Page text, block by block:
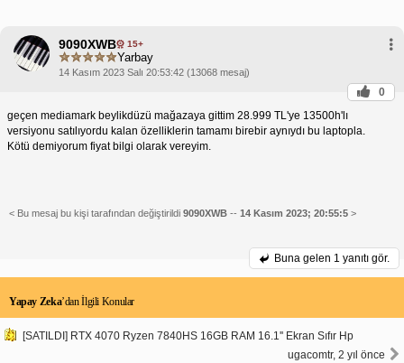
9090XWB 15+
Yarbay
14 Kasım 2023 Salı 20:53:42 (13068 mesaj)
0
geçen mediamark beylikdüzü mağazaya gittim 28.999 TL'ye 13500h'lı
versiyonu satılıyordu kalan özelliklerin tamamı birebir aynıydı bu laptopla.
Kötü demiyorum fiyat bilgi olarak vereyim.
< Bu mesaj bu kişi tarafından değiştirildi 9090XWB -- 14 Kasım 2023; 20:55:5 >
Buna gelen 1 yanıtı gör.
Yapay Zeka’dan İlgili Konular
[SATILDI] RTX 4070 Ryzen 7840HS 16GB RAM 16.1'' Ekran Sıfır Hp
ugacomtr, 2 yıl önce